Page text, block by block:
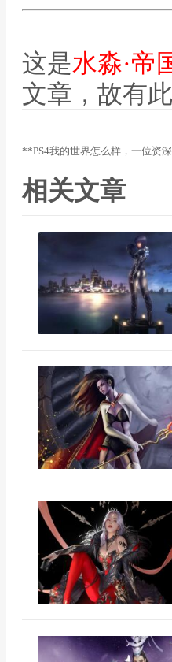
这是水淼·帝
文章，故有
**PS4我的世界怎么样，一位资
相关文章